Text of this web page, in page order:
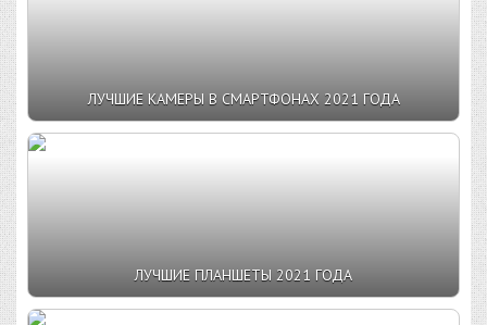
ЛУЧШИЕ КАМЕРЫ В СМАРТФОНАХ 2021 ГОДА
ЛУЧШИЕ ПЛАНШЕТЫ 2021 ГОДА